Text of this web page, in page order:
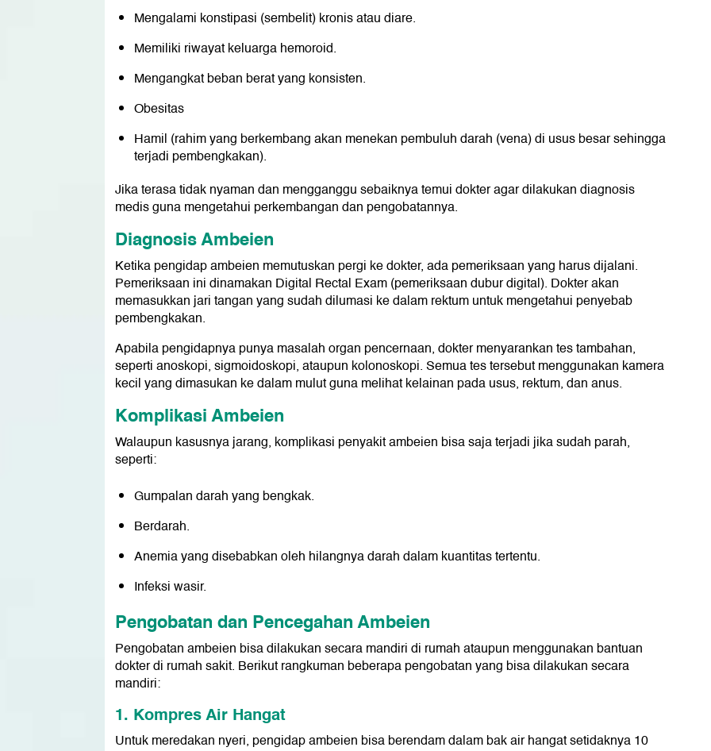
Mengalami konstipasi (sembelit) kronis atau diare.
Memiliki riwayat keluarga hemoroid.
Mengangkat beban berat yang konsisten.
Obesitas
Hamil (rahim yang berkembang akan menekan pembuluh darah (vena) di usus besar sehingga
terjadi pembengkakan).
Jika terasa tidak nyaman dan mengganggu sebaiknya temui dokter agar dilakukan diagnosis
medis guna mengetahui perkembangan dan pengobatannya.
Diagnosis Ambeien
Ketika pengidap ambeien memutuskan pergi ke dokter, ada pemeriksaan yang harus dijalani.
Pemeriksaan ini dinamakan Digital Rectal Exam (pemeriksaan dubur digital). Dokter akan
memasukkan jari tangan yang sudah dilumasi ke dalam rektum untuk mengetahui penyebab
pembengkakan.
Apabila pengidapnya punya masalah organ pencernaan, dokter menyarankan tes tambahan,
seperti anoskopi, sigmoidoskopi, ataupun kolonoskopi. Semua tes tersebut menggunakan kamera
kecil yang dimasukan ke dalam mulut guna melihat kelainan pada usus, rektum, dan anus.
Komplikasi Ambeien
Walaupun kasusnya jarang, komplikasi penyakit ambeien bisa saja terjadi jika sudah parah,
seperti:
Gumpalan darah yang bengkak.
Berdarah.
Anemia yang disebabkan oleh hilangnya darah dalam kuantitas tertentu.
Infeksi wasir.
Pengobatan dan Pencegahan Ambeien
Pengobatan ambeien bisa dilakukan secara mandiri di rumah ataupun menggunakan bantuan
dokter di rumah sakit. Berikut rangkuman beberapa pengobatan yang bisa dilakukan secara
mandiri:
1. Kompres Air Hangat
Untuk meredakan nyeri, pengidap ambeien bisa berendam dalam bak air hangat setidaknya 10